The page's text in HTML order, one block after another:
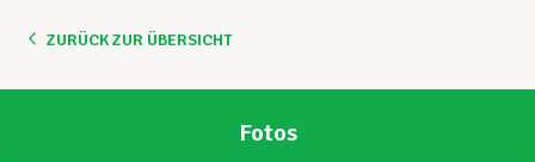
ZURÜCK ZUR ÜBERSICHT
Fotos